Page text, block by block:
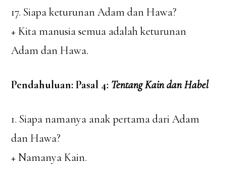
17. Siapa keturunan Adam dan Hawa?
+ Kita manusia semua adalah keturunan
Adam dan Hawa.
Pendahuluan: Pasal 4: Tentang Kain dan Habel
1. Siapa namanya anak pertama dari Adam
dan Hawa?
+ Namanya Kain.